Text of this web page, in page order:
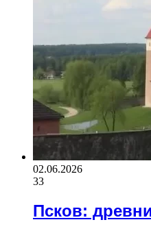
02.06.2026
33
Псков: